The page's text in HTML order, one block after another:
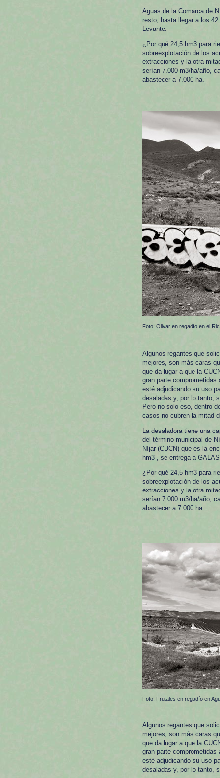
Aguas de la Comarca de
resto, hasta llegar a los
Levante.
¿Por qué 24,5 hm3 para
sobreexplotación de los
extracciones y la otra
serían 7.000 m3/ha/año,
abastecer a 7.000 ha.
Foto: Olivar en regadío en el
Algunos regantes que
mejores, son más caras
que da lugar a que la
gran parte comprometidas
esté adjudicando su uso
desaladas y, por lo tanto,
Pero no solo eso, dentro
casos no cubren la mitad
La desaladora tiene una
del término municipal de
Níjar (CUCN) que es la
hm3 , se entrega a
¿Por qué 24,5 hm3 para
sobreexplotación de los
extracciones y la otra
serían 7.000 m3/ha/año,
abastecer a 7.000 ha.
Foto: Frutales en regadío en
Algunos regantes que
mejores, son más caras
que da lugar a que la
gran parte comprometidas
esté adjudicando su uso
desaladas y, por lo tanto,